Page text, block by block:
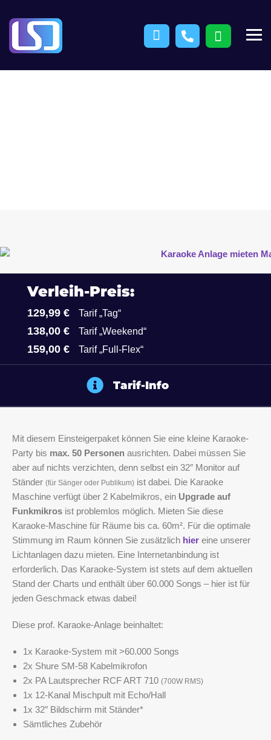
Verleih-Preis:
129,99 € Tarif „Tag“
138,00 € Tarif „Weekend“
159,00 € Tarif „Full-Flex“
Tarif-Info
Mit diesem Einsteigerpaket können Sie eine kleine Karaoke-
Party bis max. 50 Personen ausrichten. Dabei müssen Sie
aber auf nichts verzichten, denn selbst ein 32″ Monitor auf
Ständer (für Sänger oder Publikum) ist dabei. Die Karaoke
Maschine verfügt über 2 Kabelmikros, ein Upgrade auf
Funkmikros ist problemlos möglich. Mieten Sie diese
Karaoke-Maschine für Räume bis ca. 60m². Für die optimale
Stimmung im Raum können Sie zusätzlich hier eine unserer
Lichtanlagen dazu mieten. Eine Internetanbindung ist
erforderlich. Das Karaoke-System ist stets auf dem aktuellen
Stand der Charts und enthält über 60.000 Songs – hier ist für
jeden Geschmack etwas dabei!
Diese prof. Karaoke-Anlage beinhaltet:
1x Karaoke-System mit >60.000 Songs
2x Shure SM-58 Kabelmikrofon
2x PA Lautsprecher RCF ART 710 (700W RMS)
1x 12-Kanal Mischpult mit Echo/Hall
1x 32″ Bildschirm mit Ständer*
Sämtliches Zubehör